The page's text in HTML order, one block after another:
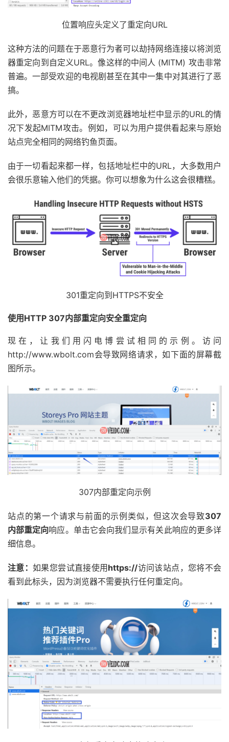
位置响应头定义了重定向URL
这种方法的问题在于恶意行为者可以劫持网络连接以将浏览
器重定向到自定义URL。像这样的中间人 (MITM) 攻击非常
普遍。一部受欢迎的电视剧甚至在其中一集中对其进行了恶
搞。
此外，恶意方可以在不更改浏览器地址栏中显示的URL的情
况下发起MITM攻击。例如，可以为用户提供看起来与原始
站点完全相同的网络钓鱼页面。
由于一切看起来都一样，包括地址栏中的URL，大多数用户
会很乐意输入他们的凭据。你可以想象为什么这会很糟糕。
301重定向到HTTPS不安全
使用HTTP 307内部重定向安全重定向
现在，让我们用闪电博尝试相同的示例。访问
http://www.wbolt.com会导致网络请求，如下面的屏幕截
图所示。
307内部重定向示例
站点的第一个请求与前面的示例类似，但这次会导致307
内部重定向响应。单击它会向我们显示有关此响应的更多详
细信息。
注意：如果您尝试直接使用 https://访问该站点，您将不会
看到此标头，因为浏览器不需要执行任何重定向。